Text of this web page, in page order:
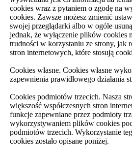
cookies wraz z pytaniem o zgodę na
cookies. Zawsze możesz zmienić
swojej przeglądarki albo w ogóle
jednak, że wyłączenie plików cookies
trudności w korzystaniu ze strony, jak
stron internetowych, które stosują
Cookies własne. Cookies własne
zapewnienia prawidłowego działania
Cookies podmiotów trzecich. Nasza
większość współczesnych stron
funkcje zapewniane przez podmioty
wykorzystywaniem plików cookies
podmiotów trzecich. Wykorzystanie
cookies zostało opisane poniżej.